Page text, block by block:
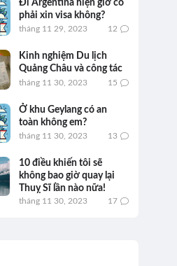
Đi Argentina hiện giờ có
phải xin visa không?
tháng 11 29, 2023 12
Kinh nghiệm Du lịch
Quảng Châu và công tác
tháng 11 30, 2023 15
Ở khu Geylang có an
toàn không em?
tháng 11 30, 2023 13
10 điều khiến tôi sẽ
không bao giờ quay lại
Thuỵ Sĩ lần nào nữa!
tháng 11 30, 2023 17